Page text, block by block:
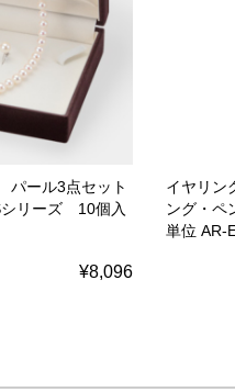
ール3点セット
リーズ 10個入
¥8,096
イヤリン
ング・
単位 AR-